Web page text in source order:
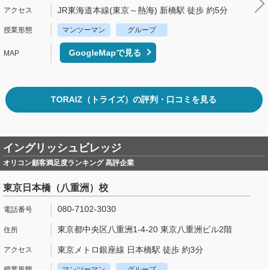
JR東海道本線(東京～熱海) 新橋駅 徒歩 約5分
マンツーマン グループ
GoogleMapで見る
TORAIZ（トライズ）の評判・口コミを見る
イングリッシュビレッジ
オリコン顧客満足度ランキング 高評企業
東京日本橋（八重洲）校
080-7102-3030
東京都中央区八重洲1-4-20 東京八重洲ビル2階
東京メトロ銀座線 日本橋駅 徒歩 約3分